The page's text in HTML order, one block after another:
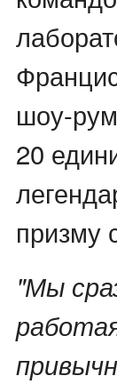
шоу-
20
призму
"Мы